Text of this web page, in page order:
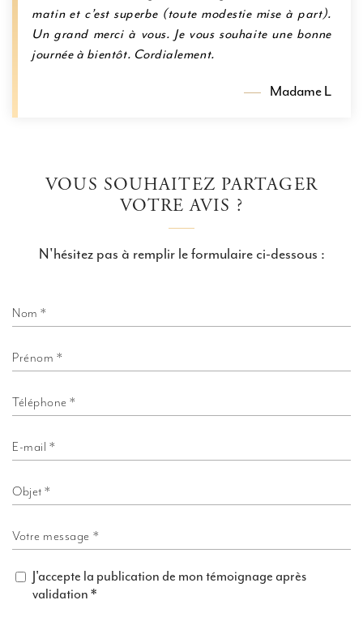
matin et c’est superbe (toute modestie mise à part).
Un grand merci à vous. Je vous souhaite une bonne
journée à bientôt. Cordialement.
Madame L
VOUS SOUHAITEZ PARTAGER
VOTRE AVIS ?
N'hésitez pas à remplir le formulaire ci-dessous :
Nom *
Prénom *
Téléphone *
E-mail *
Objet *
Votre message *
J'accepte la publication de mon témoignage après
validation *